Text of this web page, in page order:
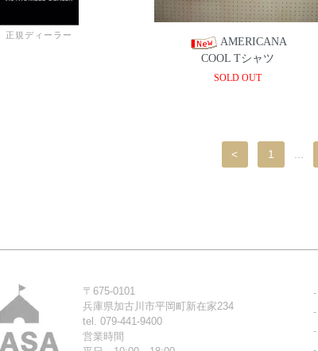
正規ディーラー
AMERICANA
COOL Tシャツ
SOLD OUT
< 1
〒675-0101
兵庫県加古川市平岡町新在家234
tel. 079-441-9400
営業時間